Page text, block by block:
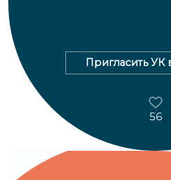
Пригласить УК
56